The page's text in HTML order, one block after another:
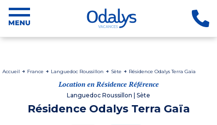
Accueil France Languedoc Roussillon Sète Résidence Odalys Terra Gaïa
Location en Résidence Référence
Languedoc Roussillon | Sète
Résidence Odalys Terra Gaïa